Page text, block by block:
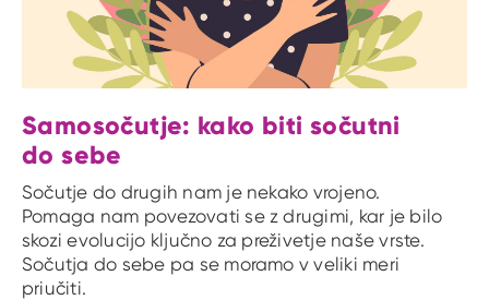
Samosočutje: kako biti sočutni
do sebe
Sočutje do drugih nam je nekako vrojeno.
Pomaga nam povezovati se z drugimi, kar je bilo
skozi evolucijo ključno za preživetje naše vrste.
Sočutja do sebe pa se moramo v veliki meri
priučiti.